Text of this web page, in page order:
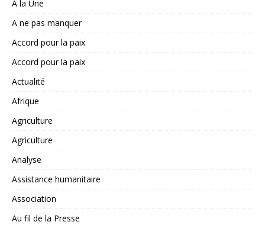
A la Une
A ne pas manquer
Accord pour la paix
Accord pour la paix
Actualité
Afrique
Agriculture
Agriculture
Analyse
Assistance humanitaire
Association
Au fil de la Presse